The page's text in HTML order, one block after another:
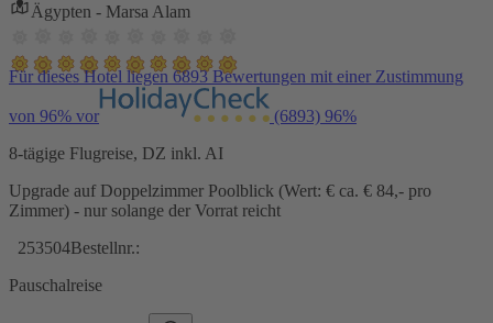
Ägypten - Marsa Alam
Für dieses Hotel liegen 6893 Bewertungen mit einer Zustimmung
von 96% vor (6893) 96%
8-tägige Flugreise, DZ inkl. AI
Upgrade auf Doppelzimmer Poolblick (Wert: € ca. € 84,- pro
Zimmer) - nur solange der Vorrat reicht
253504Bestellnr.:
Pauschalreise